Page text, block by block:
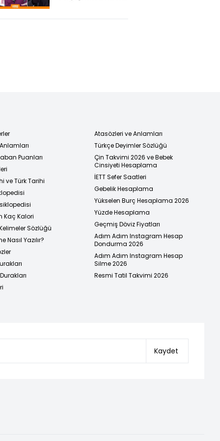
Megakentte Son
Puanları
ve Türk Tarihi
Kaç Kalori
Sözlüğü
Nasıl Yazılır?
Atasözleri ve Anlamları
Türkçe Deyimler Sözlüğü
Çin Takvimi 2026 ve Bebek
Cinsiyeti Hesaplama
İETT Sefer Saatleri
Gebelik Hesaplama
Yükselen Burç Hesaplama 2026
Yüzde Hesaplama
Geçmiş Döviz Fiyatları
Adım Adım Instagram Hesap
Dondurma 2026
Adım Adım Instagram Hesap
Silme 2026
Resmi Tatil Takvimi 2026
Kaydet